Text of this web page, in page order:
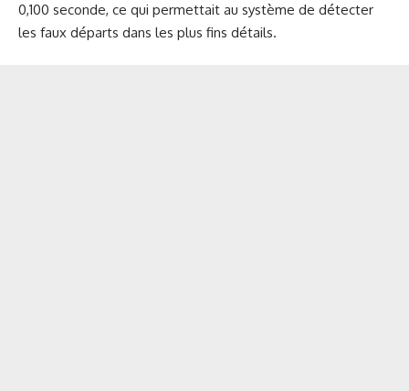
0,100 seconde, ce qui permettait au système de détecter
les faux départs dans les plus fins détails.